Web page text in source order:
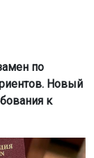
по
Новый
к